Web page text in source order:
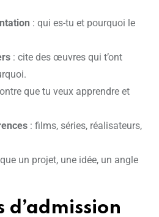
: qui es-tu et pourquoi le
: cite des œuvres qui t’ont
que tu veux apprendre et
: films, séries, réalisateurs,
un projet, une idée, un angle
d’admission